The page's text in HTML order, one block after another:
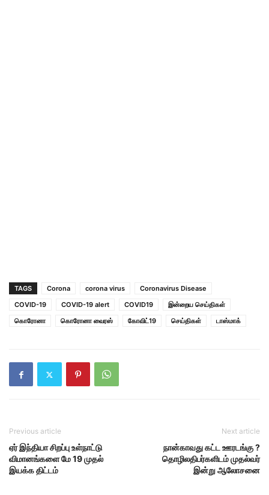
TAGS Corona corona virus
Coronavirus Disease
COVID-19
COVID-19 alert COVID19
இன்றைய செய்திகள்
கொரோனா
கொரோனா வைரஸ் கோவிட்19 செய்திகள் டாஸ்மாக்
Previous article
ஏர் இந்தியா சிறப்பு உள்நாட்டு
விமானங்களை மே 19 முதல்
இயக்க திட்டம்
Next article
நான்காவது கட்ட ஊரடங்கு ?
தொழிலதிபர்களிடம் முதல்வர்
இன்று ஆலோசனை